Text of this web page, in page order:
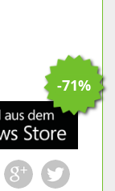
-71%